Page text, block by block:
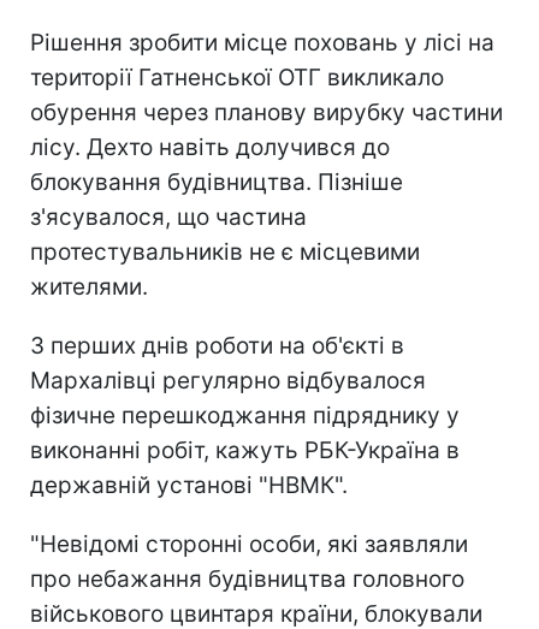
Рішення зробити місце поховань у лісі на
території Гатненської ОТГ викликало
обурення через планову вирубку частини
лісу. Дехто навіть долучився до
блокування будівництва. Пізніше
з'ясувалося, що частина
протестувальників не є місцевими
жителями.
З перших днів роботи на об'єкті в
Мархалівці регулярно відбувалося
фізичне перешкоджання підряднику у
виконанні робіт, кажуть РБК-Україна в
державній установі "НВМК".
"Невідомі сторонні особи, які заявляли
про небажання будівництва головного
військового цвинтаря країни, блокували